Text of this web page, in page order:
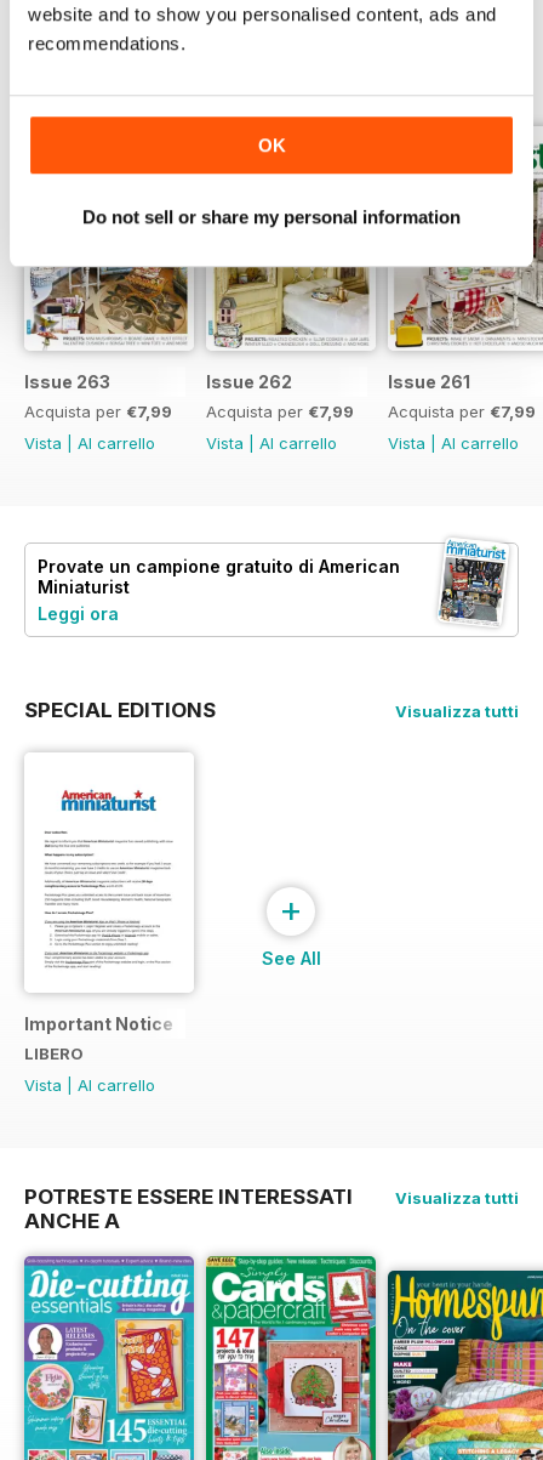
website and to show you personalised content, ads and
recommendations.
OK
Do not sell or share my personal information
Issue 263
Acquista per €7,99
Vista
Al carrello
Issue 262
Acquista per €7,99
Vista
Al carrello
Issue 261
Acquista per €7,99
Vista
Al carrello
Provate un campione gratuito di American
Miniaturist
Leggi ora
SPECIAL EDITIONS Visualizza tutti
Important Notice
LIBERO
Vista
Al carrello
+
See All
POTRESTE ESSERE INTERESSATI
ANCHE A
Visualizza tutti